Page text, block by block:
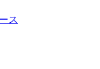
ス